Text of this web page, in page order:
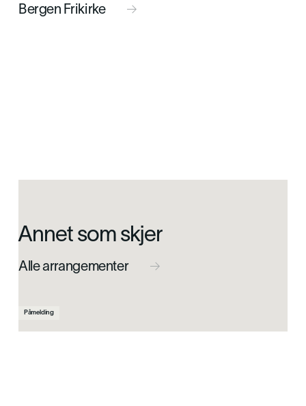
Bergen Frikirke 
Annet som skjer
Alle arrangementer 
Påmelding